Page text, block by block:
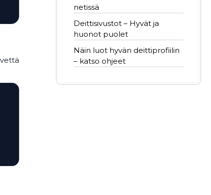
netissä
Deittisivustot – Hyvät ja
huonot puolet
Näin luot hyvän deittiprofiilin
– katso ohjeet